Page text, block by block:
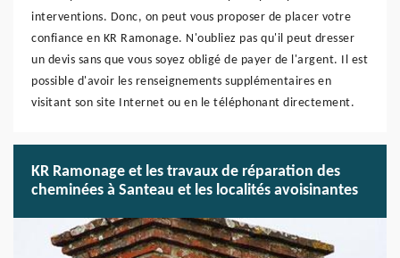
interventions. Donc, on peut vous proposer de placer votre
confiance en KR Ramonage. N'oubliez pas qu'il peut dresser
un devis sans que vous soyez obligé de payer de l'argent. Il est
possible d'avoir les renseignements supplémentaires en
visitant son site Internet ou en le téléphonant directement.
KR Ramonage et les travaux de réparation des
cheminées à Santeau et les localités avoisinantes